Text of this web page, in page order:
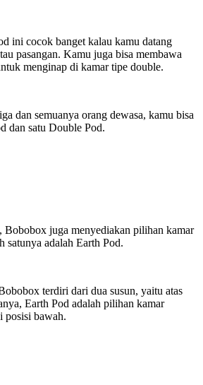
ini cocok banget kalau kamu datang
pasangan. Kamu juga bisa membawa
menginap di kamar tipe double.
dan semuanya orang dewasa, kamu bisa
dan satu Double Pod.
Bobobox juga menyediakan pilihan kamar
satunya adalah Earth Pod.
terdiri dari dua susun, yaitu atas
Earth Pod adalah pilihan kamar
posisi bawah.